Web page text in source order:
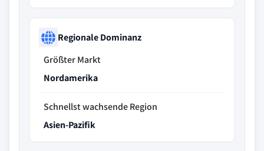
Regionale Dominanz
Größter Markt
Nordamerika
Schnellst wachsende Region
Asien-Pazifik